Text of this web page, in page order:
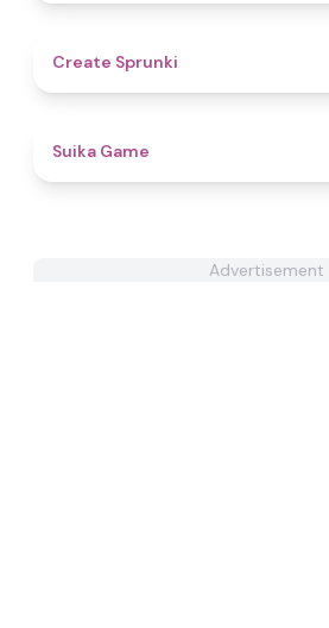
Create Sprunki​
Suika Game
Advertisement